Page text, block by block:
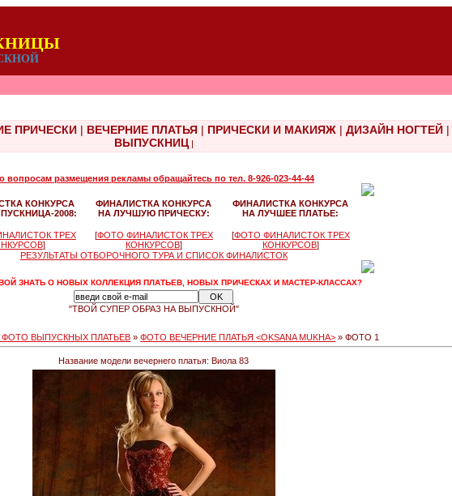
ПРИЧЕСКИ| ВЕЧЕРНИЕ ПЛАТЬЯ| ПРИЧЕСКИ И МАКИЯЖ| ДИЗАЙН НОГТЕЙ|
ВЫПУСКНИЦ |
вопросам размещения рекламы обращайтесь по тел. 8-926-023-44-44
КОНКУРСА
2008:
ТРЕХ
]
ФИНАЛИСТКА КОНКУРСА
НА ЛУЧШУЮ ПРИЧЕСКУ:
[ФОТО ФИНАЛИСТОК ТРЕХ
КОНКУРСОВ]
ФИНАЛИСТКА КОНКУРСА
НА ЛУЧШЕЕ ПЛАТЬЕ:
[ФОТО ФИНАЛИСТОК ТРЕХ
КОНКУРСОВ]
РЕЗУЛЬТАТЫ ОТБОРОЧНОГО ТУРА И СПИСОК ФИНАЛИСТОК
ЗНАТЬ О НОВЫХ КОЛЛЕКЦИЯ ПЛАТЬЕВ, НОВЫХ ПРИЧЕСКАХ И МАСТЕР-КЛАССАХ?
"ТВОЙ СУПЕР ОБРАЗ НА ВЫПУСКНОЙ"
ФОТО ВЫПУСКНЫХ ПЛАТЬЕВ »ФОТО ВЕЧЕРНИЕ ПЛАТЬЯ <OKSANA MUKHA> » ФОТО 1
Название модели вечернего платья: Виола 83